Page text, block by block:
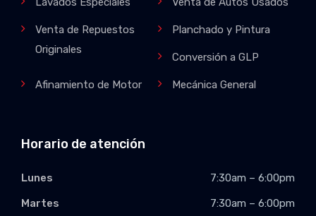
Venta de Repuestos
Originales
Planchado y Pintura
Conversión a GLP
Afinamiento de Motor Mecánica General
Horario de atención
Lunes
7:30am – 6:00pm
Martes
7:30am – 6:00pm